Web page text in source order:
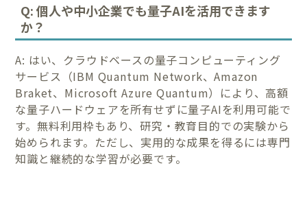
Q: 個人や中小企業でも量子AIを活用できます
か？
A: はい、クラウドベースの量子コンピューティング
サービス（IBM Quantum Network、Amazon
Braket、Microsoft Azure Quantum）により、高額
な量子ハードウェアを所有せずに量子AIを利用可能で
す。無料利用枠もあり、研究・教育目的での実験から
始められます。ただし、実用的な成果を得るには専門
知識と継続的な学習が必要です。